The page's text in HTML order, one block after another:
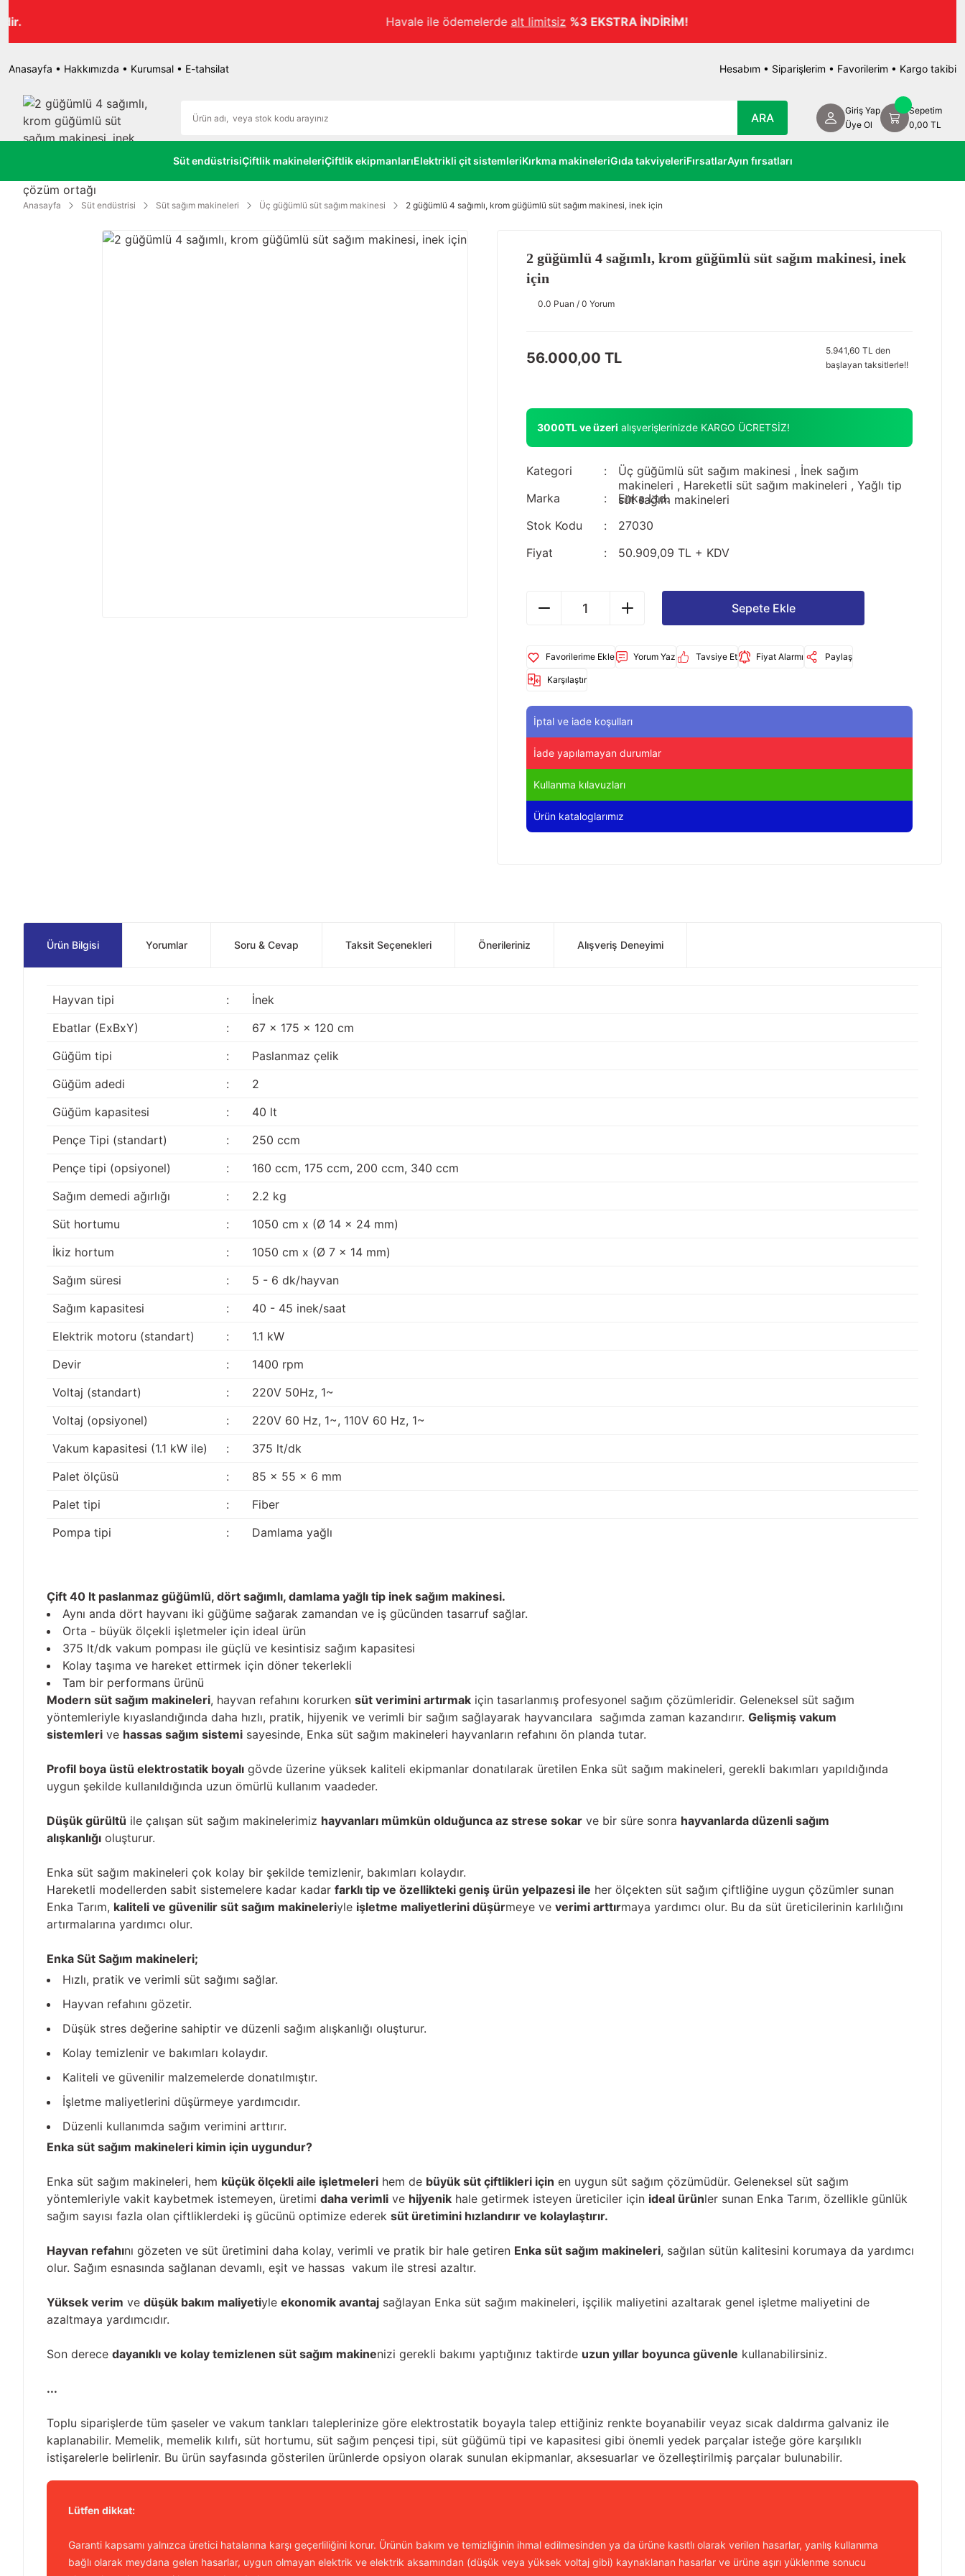
Havale ile ödemelerdealt limitsiz %3 EKSTRA İNDİRİM!
Anasayfa • Hakkımızda • Kurumsal • E-tahsilat Hesabım • Siparişlerim • Favorilerim • Kargo takibi
ARA
Giriş Yap
Üye Ol
Sepetim
0,00 TL
Süt endüstrisiÇiftlik makineleriÇiftlik ekipmanlarıElektrikli çit sistemleriKırkma makineleriGıda takviyeleriFırsatlarAyın fırsatları
Anasayfa Süt endüstrisi Süt sağım makineleri Üç güğümlü süt sağım makinesi 2 güğümlü 4 sağımlı, krom güğümlü süt sağım makinesi, inek için
2 güğümlü 4 sağımlı, krom güğümlü süt sağım makinesi, inek
için
0.0 Puan / 0 Yorum
56.000,00 TL
5.941,60 TL den
başlayan taksitlerle!!
3000TL ve üzeri alışverişlerinizde KARGO ÜCRETSİZ!
Kategori Üç güğümlü süt sağım makinesi , İnek sağım
makineleri , Hareketli süt sağım makineleri , Yağlı tip
süt sağım makineleri
Marka
Enka Ltd.
Stok Kodu
27030
Fiyat
50.909,09 TL + KDV
Sepete Ekle
Yorum Yaz Tavsiye Et Fiyat Alarmı Paylaş
Karşılaştır
İptal ve iade koşulları
İade yapılamayan durumlar
Kullanma kılavuzları
Ürün kataloglarımız
Ürün Bilgisi Yorumlar Soru & Cevap Taksit Seçenekleri Önerileriniz Alışveriş Deneyimi
Hayvan tipi :
İnek
Ebatlar (ExBxY)
:
67 x 175 x 120 cm
Güğüm tipi
:
Paslanmaz çelik
Güğüm adedi
:
2
Güğüm kapasitesi
:
40 lt
Pençe Tipi (standart)
:
250 ccm
Pençe tipi (opsiyonel)
:
160 ccm, 175 ccm, 200 ccm, 340 ccm
Sağım demedi ağırlığı
:
2.2 kg
Süt hortumu
:
1050 cm x (Ø 14 x 24 mm)
İkiz hortum
:
1050 cm x (Ø 7 x 14 mm)
Sağım süresi
:
5 - 6 dk/hayvan
Sağım kapasitesi
:
40 - 45 inek/saat
Elektrik motoru (standart)
:
1.1 kW
Devir
:
1400 rpm
Voltaj (standart)
:
220V 50Hz, 1~
Voltaj (opsiyonel)
:
220V 60 Hz, 1~, 110V 60 Hz, 1~
Vakum kapasitesi (1.1 kW ile)
:
375 lt/dk
Palet ölçüsü
:
85 x 55 x 6 mm
Palet tipi
:
Fiber
Pompa tipi
: Damlama yağlı
Çift 40 lt paslanmaz güğümlü, dört sağımlı, damlama yağlı tip inek sağım makinesi.
Aynı anda dört hayvanı iki güğüme sağarak zamandan ve iş gücünden tasarruf sağlar.
Orta - büyük ölçekli işletmeler için ideal ürün
375 lt/dk vakum pompası ile güçlü ve kesintisiz sağım kapasitesi
Kolay taşıma ve hareket ettirmek için döner tekerlekli
Tam bir performans ürünü
Modern süt sağım makineleri, hayvan refahını korurken süt verimini artırmak için tasarlanmış profesyonel sağım çözümleridir. Geleneksel süt sağım
yöntemleriyle kıyaslandığında daha hızlı, pratik, hijyenik ve verimli bir sağım sağlayarak hayvancılara sağımda zaman kazandırır. Gelişmiş vakum
sistemleri ve hassas sağım sistemi sayesinde, Enka süt sağım makineleri hayvanların refahını ön planda tutar.
Profil boya üstü elektrostatik boyalı gövde üzerine yüksek kaliteli ekipmanlar donatılarak üretilen Enka süt sağım makineleri, gerekli bakımları yapıldığında
uygun şekilde kullanıldığında uzun ömürlü kullanım vaadeder.
Düşük gürültü ile çalışan süt sağım makinelerimiz hayvanları mümkün olduğunca az strese sokar ve bir süre sonra hayvanlarda düzenli sağım
alışkanlığı oluşturur.
Enka süt sağım makineleri çok kolay bir şekilde temizlenir, bakımları kolaydır.
Hareketli modellerden sabit sistemelere kadar kadar farklı tip ve özellikteki geniş ürün yelpazesi ile her ölçekten süt sağım çiftliğine uygun çözümler sunan
Enka Tarım, kaliteli ve güvenilir süt sağım makineleriyle işletme maliyetlerini düşürmeye ve verimi arttırmaya yardımcı olur. Bu da süt üreticilerinin karlılığını
artırmalarına yardımcı olur.
Enka Süt Sağım makineleri;
Hızlı, pratik ve verimli süt sağımı sağlar.
Hayvan refahını gözetir.
Düşük stres değerine sahiptir ve düzenli sağım alışkanlığı oluşturur.
Kolay temizlenir ve bakımları kolaydır.
Kaliteli ve güvenilir malzemelerde donatılmıştır.
İşletme maliyetlerini düşürmeye yardımcıdır.
Düzenli kullanımda sağım verimini arttırır.
Enka süt sağım makineleri kimin için uygundur?
Enka süt sağım makineleri, hem küçük ölçekli aile işletmeleri hem de büyük süt çiftlikleri için en uygun süt sağım çözümüdür. Geleneksel süt sağım
yöntemleriyle vakit kaybetmek istemeyen, üretimi daha verimli ve hijyenik hale getirmek isteyen üreticiler için ideal ürünler sunan Enka Tarım, özellikle günlük
sağım sayısı fazla olan çiftliklerdeki iş gücünü optimize ederek süt üretimini hızlandırır ve kolaylaştırır.
Hayvan refahını gözeten ve süt üretimini daha kolay, verimli ve pratik bir hale getiren Enka süt sağım makineleri, sağılan sütün kalitesini korumaya da yardımcı
olur. Sağım esnasında sağlanan devamlı, eşit ve hassas vakum ile stresi azaltır.
Yüksek verim ve düşük bakım maliyetiyle ekonomik avantaj sağlayan Enka süt sağım makineleri, işçilik maliyetini azaltarak genel işletme maliyetini de
azaltmaya yardımcıdır.
Son derece dayanıklı ve kolay temizlenen süt sağım makinenizi gerekli bakımı yaptığınız taktirde uzun yıllar boyunca güvenle kullanabilirsiniz.
...
Toplu siparişlerde tüm şaseler ve vakum tankları taleplerinize göre elektrostatik boyayla talep ettiğiniz renkte boyanabilir veyaz sıcak daldırma galvaniz ile
kaplanabilir. Memelik, memelik kılıfı, süt hortumu, süt sağım pençesi tipi, süt güğümü tipi ve kapasitesi gibi önemli yedek parçalar isteğe göre karşılıklı
istişarelerle belirlenir. Bu ürün sayfasında gösterilen ürünlerde opsiyon olarak sunulan ekipmanlar, aksesuarlar ve özelleştirilmiş parçalar bulunabilir.
Lütfen dikkat:
Garanti kapsamı yalnızca üretici hatalarına karşı geçerliliğini korur. Ürünün bakım ve temizliğinin ihmal edilmesinden ya da ürüne kasıtlı olarak verilen hasarlar, yanlış kullanıma
bağlı olarak meydana gelen hasarlar, uygun olmayan elektrik ve elektrik aksamından (düşük veya yüksek voltaj gibi) kaynaklanan hasarlar ve ürüne aşırı yüklenme sonucu